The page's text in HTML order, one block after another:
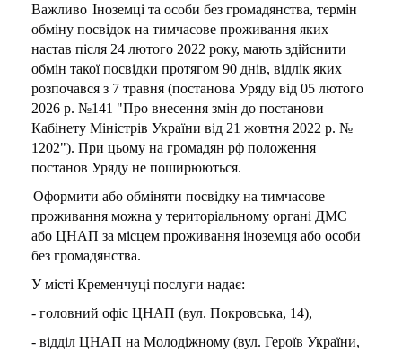
Важливо Іноземці та особи без громадянства, термін
обміну посвідок на тимчасове проживання яких
настав після 24 лютого 2022 року, мають здійснити
обмін такої посвідки протягом 90 днів, відлік яких
розпочався з 7 травня (постанова Уряду від 05 лютого
2026 р. №141 "Про внесення змін до постанови
Кабінету Міністрів України від 21 жовтня 2022 р. №
1202"). При цьому на громадян рф положення
постанов Уряду не поширюються.
Оформити або обміняти посвідку на тимчасове
проживання можна у територіальному органі ДМС
або ЦНАП за місцем проживання іноземця або особи
без громадянства.
У місті Кременчуці послуги надає:
- головний офіс ЦНАП (вул. Покровська, 14),
- відділ ЦНАП на Молодіжному (вул. Героїв України,